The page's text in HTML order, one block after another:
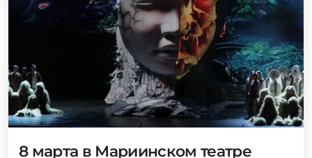
8 марта в Мариинском театре